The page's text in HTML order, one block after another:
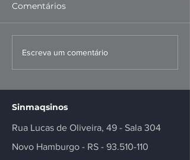
Missão ao Peru
fortalece negócios e
Comentários
Escreva um comentário
Sinmaqsinos
Rua Lucas de Oliveira, 49 - Sala 304
Novo Hamburgo - RS - 93.510-110